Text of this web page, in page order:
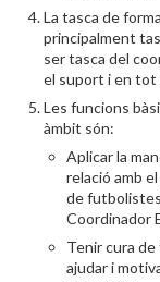
La tasca de
principalment
ser tasca del
el suport i en tot
Les funcions
àmbit són:
Aplicar la
relació amb
de
Coordinador
Tenir cura de
ajudar i